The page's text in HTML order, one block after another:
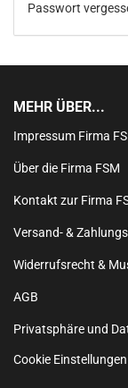
Passwort
MEHR ÜBER...
Impressum Firma
Über die Firma FSM
Kontakt zur Firma
Versand- &
Widerrufsrecht &
AGB
Privatsphäre und
Cookie Einstellungen